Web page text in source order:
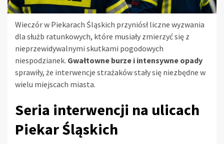
Wieczór w Piekarach Śląskich przyniósł liczne wyzwania
dla służb ratunkowych, które musiały zmierzyć się z
nieprzewidywalnymi skutkami pogodowych
niespodzianek. Gwałtowne burze i intensywne opady
sprawiły, że interwencje strażaków stały się niezbędne w
wielu miejscach miasta.
Seria interwencji na ulicach
Piekar Śląskich